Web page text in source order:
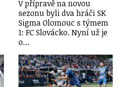
V přípravě na novou
sezonu byli dva hráči SK
Sigma Olomouc s týmem
1: FC Slovácko. Nyní už je
o…